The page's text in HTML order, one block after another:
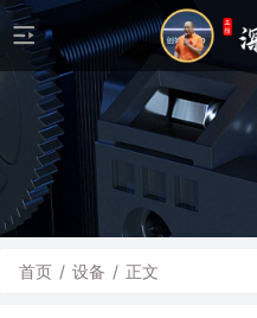
首页 / 设备 / 正文